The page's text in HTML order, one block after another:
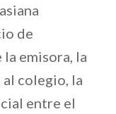
de
emisora, la
colegio, la
entre el